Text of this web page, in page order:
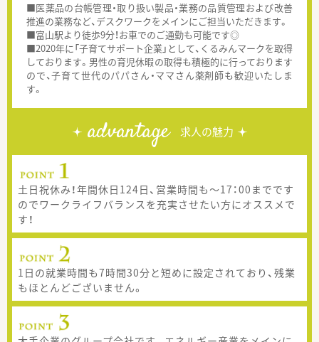
■医薬品の台帳管理・取り扱い製品・業務の品質管理および改善
推進の業務など、デスクワークをメインにご担当いただきます。
■富山駅より徒歩9分！お車でのご通勤も可能です◎
■2020年に「子育てサポート企業」として、くるみんマークを取得
しております。男性の育児休暇の取得も積極的に行っております
ので、子育て世代のパパさん・ママさん薬剤師も歓迎いたしま
す。
advantage 求人の魅力
土日祝休み！年間休日124日、営業時間も～17：00までです
のでワークライフバランスを充実させたい方にオススメで
す！
1日の就業時間も7時間30分と短めに設定されており、残業
もほとんどございません。